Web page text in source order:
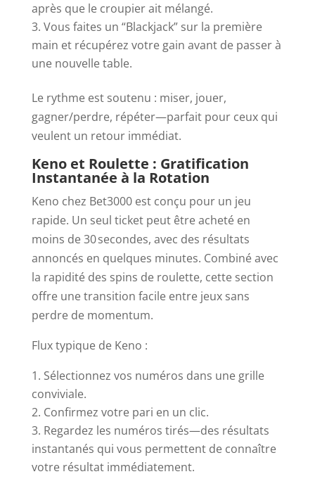
après que le croupier ait mélangé.
Vous faites un “Blackjack” sur la première
main et récupérez votre gain avant de passer à
une nouvelle table.
Le rythme est soutenu : miser, jouer,
gagner/perdre, répéter—parfait pour ceux qui
veulent un retour immédiat.
Keno et Roulette : Gratification
Instantanée à la Rotation
Keno chez Bet3000 est conçu pour un jeu
rapide. Un seul ticket peut être acheté en
moins de 30 secondes, avec des résultats
annoncés en quelques minutes. Combiné avec
la rapidité des spins de roulette, cette section
offre une transition facile entre jeux sans
perdre de momentum.
Flux typique de Keno :
Sélectionnez vos numéros dans une grille
conviviale.
Confirmez votre pari en un clic.
Regardez les numéros tirés—des résultats
instantanés qui vous permettent de connaître
votre résultat immédiatement.